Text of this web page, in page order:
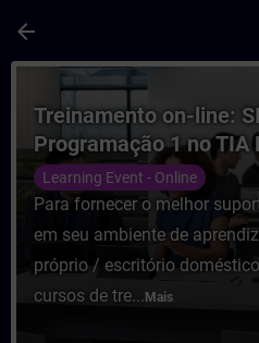
arrow_back
Curso -
Treinamento on-line:
Programação 1 no TIA
NOTURNO
Learning Event - Online
Para fornecer o melhor
em seu ambiente de
próprio / escritório
cursos de tre... Mais